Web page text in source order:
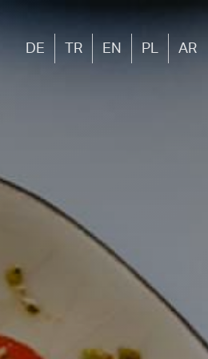
DE TR EN PL AR